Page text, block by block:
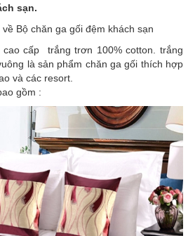
sạn.
Bộ chăn ga gối đệm khách sạn
cấp trắng trơn 100% cotton. trắng
là sản phẩm chăn ga gối thích hợp
và các resort.
gồm :